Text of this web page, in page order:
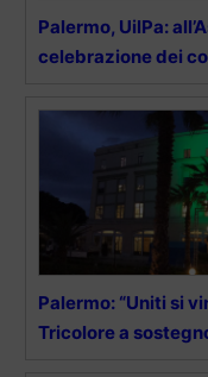
Palermo, UilPa:
celebrazione dei
Palermo: “Uniti si
Tricolore a